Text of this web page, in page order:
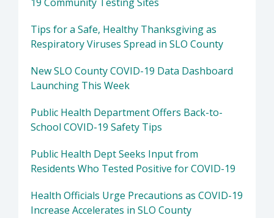
Tips for a Safe, Healthy Thanksgiving as
Respiratory Viruses Spread in SLO County
New SLO County COVID-19 Data Dashboard
Launching This Week
Public Health Department Offers Back-to-
School COVID-19 Safety Tips
Public Health Dept Seeks Input from
Residents Who Tested Positive for COVID-19
Health Officials Urge Precautions as COVID-19
Increase Accelerates in SLO County